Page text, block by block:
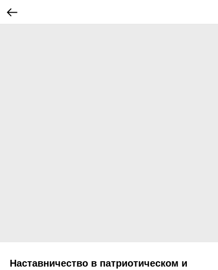
Наставничество в патриотическом и